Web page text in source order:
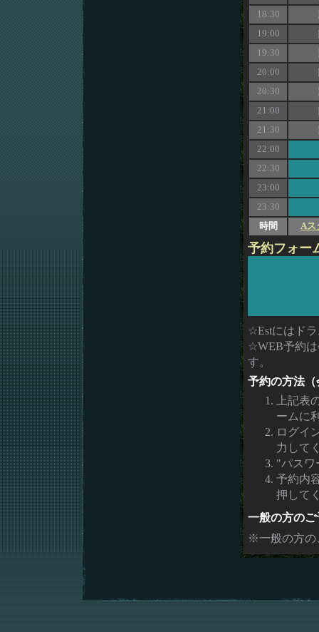
18:30
19:00
19:30
20:00
20:30
21:00
21:30
22:00
22:30
23:00
23:30
時間
Aス
予約フォー
☆Estにはド
☆WEB予約
す。
予約の方法
上記表
ームに
ログイ
力して
"パスワ
予約内
押して
一般の方のご
※一般の方の